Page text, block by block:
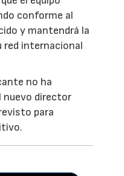
conforme al
y mantendrá la
red internacional
no ha
nuevo director
para